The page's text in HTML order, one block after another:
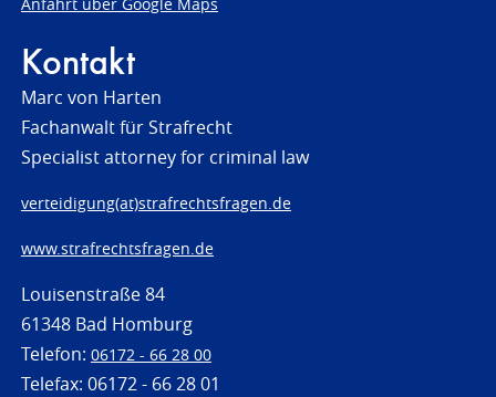
Kontakt
Marc von Harten
Fachanwalt für Strafrecht
Specialist attorney for criminal law
verteidigung(at)strafrechtsfragen.de
www.strafrechtsfragen.de
Louisenstraße 84
61348 Bad Homburg
Telefon: 06172 - 66 28 00
Telefax: 06172 - 66 28 01